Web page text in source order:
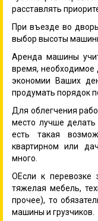
расставлять
При въезде во
выбор высоты
Аренда машины
время, необходимое
экономии Ваших
продумать порядок
Для облегчения
место лучше
есть такая
квартирном или
много.
ОЕсли к перевозке
тяжелая мебель,
прочее), то
машины и грузчиков.